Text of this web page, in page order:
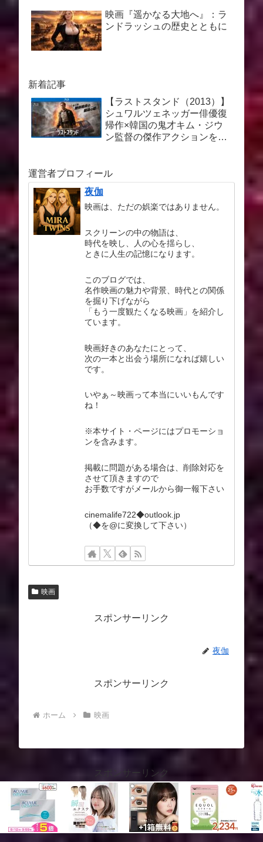
映画『遥かなる大地へ』：ラ
ンドラッシュの歴史とともに
新着記事
【ラストスタンド（2013）】
シュワルツェネッガー俳優復
帰作×韓国の鬼才キム・ジウ
ン監督の傑作アクションを徹
運営者プロフィール
夜伽
映画は、ただの娯楽ではありません。
スクリーンの中の物語は、
時代を映し、人の心を揺らし、
ときに人生の記憶になります。
このブログでは、
名作映画の魅力や背景、時代との関係
を掘り下げながら
「もう一度観たくなる映画」を紹介し
ています。
映画好きのあなたにとって、
次の一本と出会う場所になれば嬉しい
です。
いやぁ～映画って本当にいいもんです
ね！
※本サイト・ページにはプロモーショ
ンを含みます。
掲載に問題がある場合は、削除対応を
させて頂きますので
お手数ですがメールから御一報下さい
cinemalife722◆outlook.jp
（◆を@に変換して下さい）
映画
スポンサーリンク
夜伽
スポンサーリンク
ホーム 映画
スポンサーリンク